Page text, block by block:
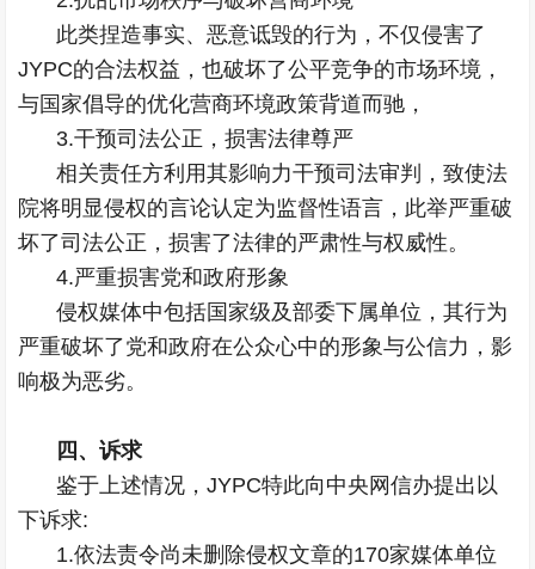
此类捏造事实、恶意诋毁的行为，不仅侵害了
JYPC的合法权益，也破坏了公平竞争的市场环境，
与国家倡导的优化营商环境政策背道而驰，
3.干预司法公正，损害法律尊严
相关责任方利用其影响力干预司法审判，致使法
院将明显侵权的言论认定为监督性语言，此举严重破
坏了司法公正，损害了法律的严肃性与权威性。
4.严重损害党和政府形象
侵权媒体中包括国家级及部委下属单位，其行为
严重破坏了党和政府在公众心中的形象与公信力，影
响极为恶劣。
四、诉求
鉴于上述情况，JYPC特此向中央网信办提出以
下诉求:
1.依法责令尚未删除侵权文章的170家媒体单位